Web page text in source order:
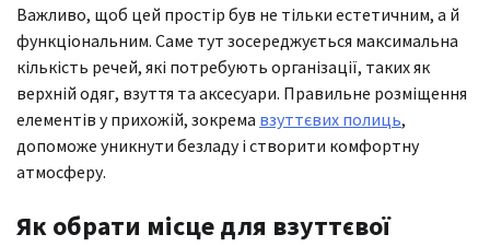
Важливо, щоб цей простір був не тільки естетичним, а й
функціональним. Саме тут зосереджується максимальна
кількість речей, які потребують організації, таких як
верхній одяг, взуття та аксесуари. Правильне розміщення
елементів у прихожій, зокрема взуттєвих полиць,
допоможе уникнути безладу і створити комфортну
атмосферу.
Як обрати місце для взуттєвої